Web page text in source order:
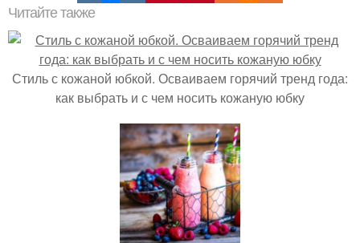
Читайте также
Стиль с кожаной юбкой. Осваиваем горячий тренд года:
как выбрать и с чем носить кожаную юбку